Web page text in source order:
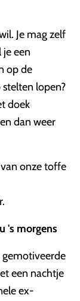
Je mag zelf
je een
op de
lopen?
doek
dan weer
van onze toffe
's morgens
gemotiveerde
een nachtje
ex-